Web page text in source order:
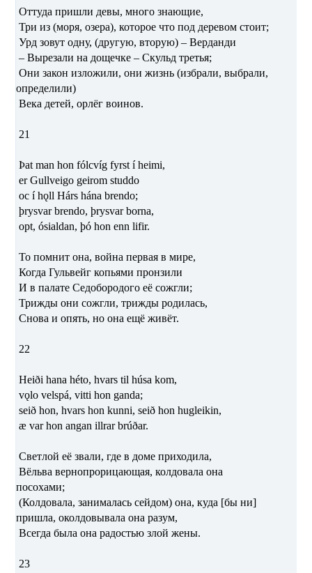
Оттуда пришли девы, много знающие,
Три из (моря, озера), которое что под деревом стоит;
Урд зовут одну, (другую, вторую) – Верданди
– Вырезали на дощечке – Скульд третья;
Они закон изложили, они жизнь (избрали, выбрали,
определили)
Века детей, орлёг воинов.
21
Þat man hon fólcvíg fyrst í heimi,
er Gullveigo geirom studdo
oc í hǫll Hárs hána brendo;
þrysvar brendo, þrysvar borna,
opt, ósialdan, þó hon enn lifir.
То помнит она, война первая в мире,
Когда Гульвейг копьями пронзили
И в палате Седобородого её сожгли;
Трижды они сожгли, трижды родилась,
Снова и опять, но она ещё живёт.
22
Heiði hana héto, hvars til húsa kom,
vǫlo velspá, vitti hon ganda;
seið hon, hvars hon kunni, seið hon hugleikin,
æ var hon angan illrar brúðar.
Светлой её звали, где в доме приходила,
Вёльва вернопрорицающая, колдовала она
посохами;
(Колдовала, занималась сейдом) она, куда [бы ни]
пришла, околдовывала она разум,
Всегда была она радостью злой жены.
23